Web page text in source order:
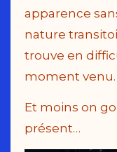
apparence
nature
trouve en
moment venu.
Et moins on
présent…